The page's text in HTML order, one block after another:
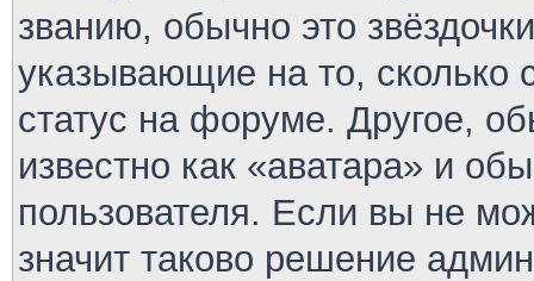
званию, обычно это
указывающие на то,
статус на форуме. Другое,
известно как «аватара» и
пользователя. Если вы не
значит таково решение